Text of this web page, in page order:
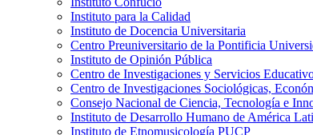
Instituto para la Calidad
Instituto de Docencia Universitaria
Centro Preuniversitario de la Pontificia
Instituto de Opinión Pública
Centro de Investigaciones y Servicios
Centro de Investigaciones Sociológicas,
Consejo Nacional de Ciencia, Tecnología e
Instituto de Desarrollo Humano de América
Instituto de Etnomusicología PUCP